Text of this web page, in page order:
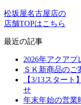
松坂屋名古屋店の
店舗TOPはこちら
最近の記事
2026年アクア
ＳＫ新商品のご
【3/13スター
せ
年末年始の営業